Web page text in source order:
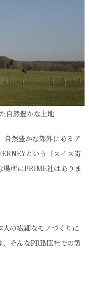
自然豊かな土地
然豊かな郊外にあるア
という（スイス寄
場所にPRIME社はありま
の繊細なモノづくりに
そんなPRIME社での製